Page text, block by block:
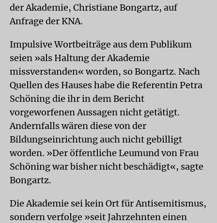
der Akademie, Christiane Bongartz, auf
Anfrage der KNA.
Impulsive Wortbeiträge aus dem Publikum
seien »als Haltung der Akademie
missverstanden« worden, so Bongartz. Nach
Quellen des Hauses habe die Referentin Petra
Schöning die ihr in dem Bericht
vorgeworfenen Aussagen nicht getätigt.
Andernfalls wären diese von der
Bildungseinrichtung auch nicht gebilligt
worden. »Der öffentliche Leumund von Frau
Schöning war bisher nicht beschädigt«, sagte
Bongartz.
Die Akademie sei kein Ort für Antisemitismus,
sondern verfolge »seit Jahrzehnten einen